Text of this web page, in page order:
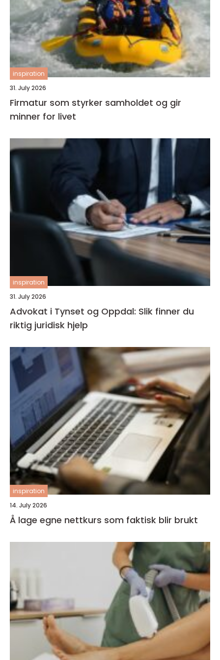
inspiration
31. July 2026
Firmatur som styrker samholdet og gir
minner for livet
inspiration
31. July 2026
Advokat i Tynset og Oppdal: Slik finner du
riktig juridisk hjelp
inspiration
14. July 2026
Å lage egne nettkurs som faktisk blir brukt